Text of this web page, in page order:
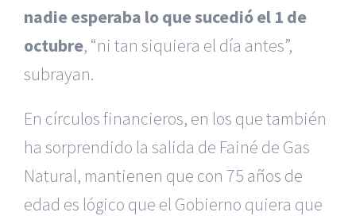
nadie esperaba lo que sucedió el 1 de
octubre, “ni tan siquiera el día antes”,
subrayan.
En círculos financieros, en los que también
ha sorprendido la salida de Fainé de Gas
Natural, mantienen que con 75 años de
edad es lógico que el Gobierno quiera que